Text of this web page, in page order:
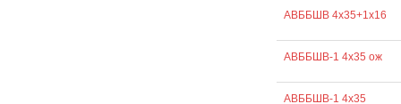
АВББШВ 4х35+1х16
АВББШВ-1 4х35 ож
АВББШВ-1 4х35